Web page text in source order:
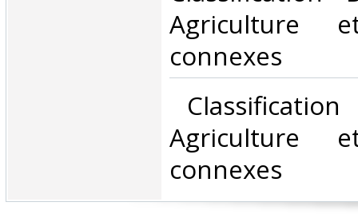
Agriculture
connexes‎
Agriculture
connexes‎